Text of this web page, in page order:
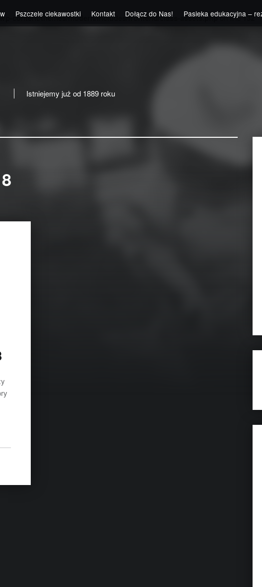
content/themes/modern/includes/frontend/class-assets.phpon line132
Pszczele ciekawostki Kontakt Dołącz do Nas! Pasieka edukacyjna –
Istniejemy już od 1889 roku